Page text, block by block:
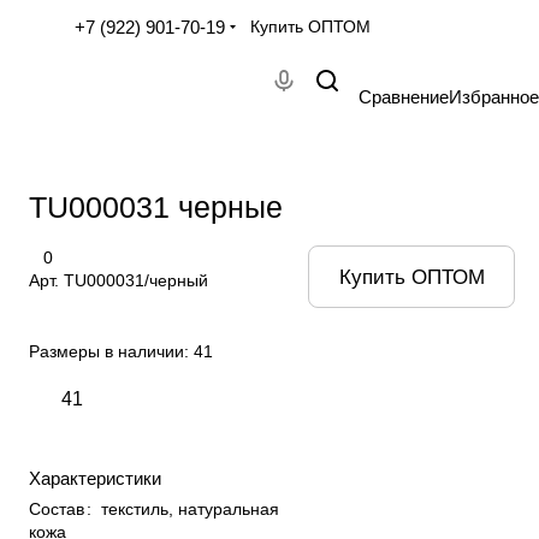
+7 (922) 901-70-19
Купить ОПТОМ
СравнениеИзбранное
TU000031 черные
0
Арт. TU000031/черный
Размеры в наличии: 41
41
Характеристики
Состав: текстиль, натуральная
кожа
Купить ОПТОМ